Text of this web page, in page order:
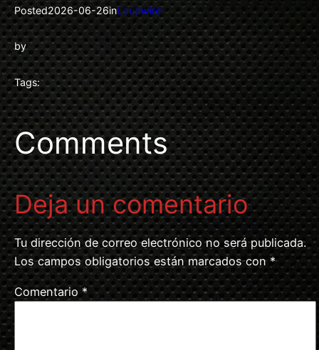
Posted2026-06-26inLoudwire
by
Tags:
Comments
Deja un comentario
Tu dirección de correo electrónico no será publicada.
Los campos obligatorios están marcados con *
Comentario*